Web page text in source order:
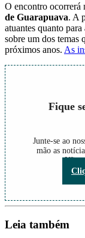
O encontro ocorrerá
de Guarapuava. A
atuantes quanto
sobre um dos temas
próximos anos. As
Fique
Junte-se ao
mão as
Não
Leia também